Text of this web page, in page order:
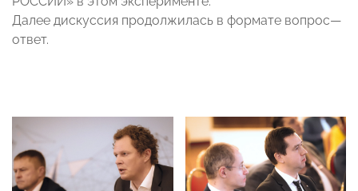
Далее дискуссия продолжилась в формате вопрос—
ответ.